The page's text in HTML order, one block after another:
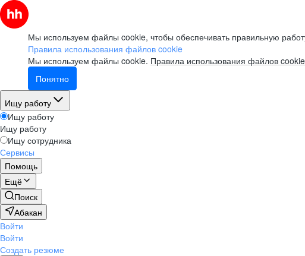
Мы используем файлы cookie, чтобы обеспечивать правильную
Правила использования файлов cookie
Мы используем файлы cookie. Правила использования файлов cookie
Понятно
Ищу работу
Ищу работу
Ищу работу
Ищу сотрудника
Сервисы
Помощь
Ещё
Поиск
Абакан
Войти
Войти
Создать резюме